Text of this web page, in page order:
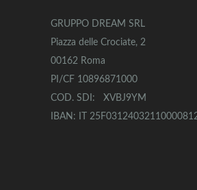
GRUPPO DREAM SRL
Piazza delle Crociate, 2
00162 Roma
PI/CF 10896871000
COD. SDI: XVBJ9YM
IBAN: IT